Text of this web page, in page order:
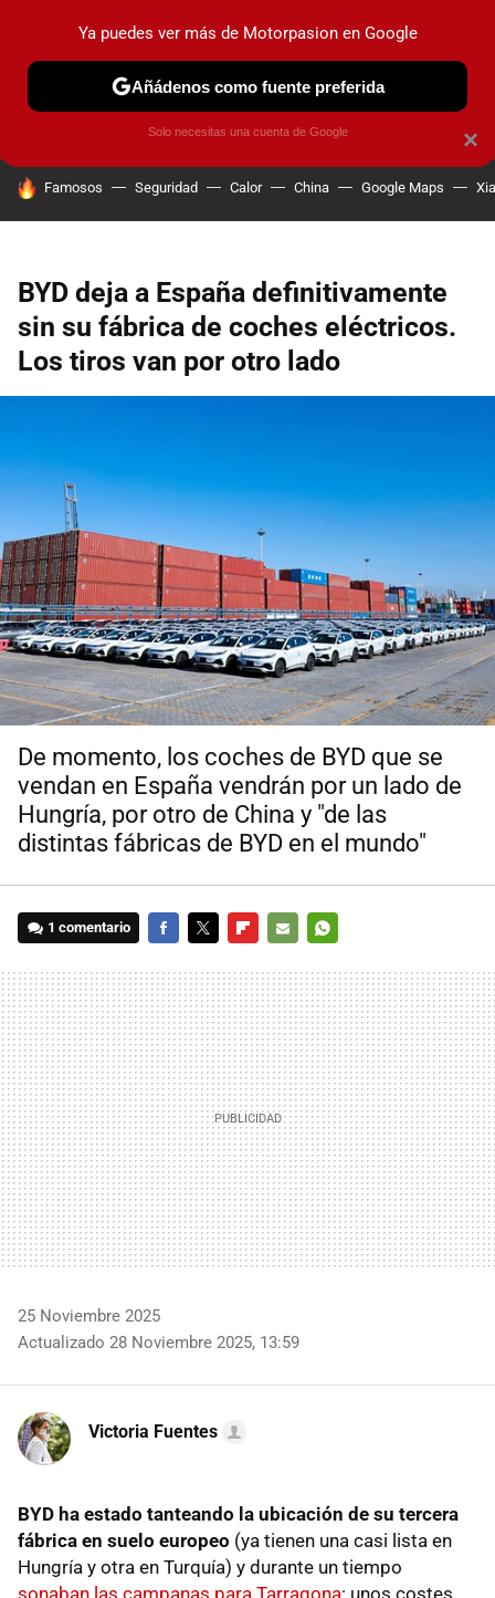
PRUEBAS COCHES ELÉCTRICOS OBSERVATORIO
HOY SE HABLA DE
Famosos Seguridad Calor China Google Maps
BYD deja a España definitivamente
sin su fábrica de coches eléctricos.
Los tiros van por otro lado
De momento, los coches de BYD que se
vendan en España vendrán por un lado de
Hungría, por otro de China y "de las
distintas fábricas de BYD en el mundo"
1 comentario
MAIL
25 Noviembre 2025
Actualizado 28 Noviembre 2025, 13:59
Victoria Fuentes
BYD ha estado tanteando la ubicación de su tercera
fábrica en suelo europeo (ya tienen una casi lista en
Hungría y otra en Turquía) y durante un tiempo
×
Ya puedes ver más de Motorpasion en Google
Añádenos como fuente preferida
Solo necesitas una cuenta de Google